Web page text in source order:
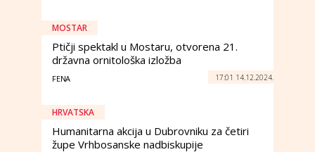
MOSTAR
Ptičji spektakl u Mostaru, otvorena 21.
državna ornitološka izložba
FENA 17:01 14.12.2024.
HRVATSKA
Humanitarna akcija u Dubrovniku za četiri
župe Vrhbosanske nadbiskupije